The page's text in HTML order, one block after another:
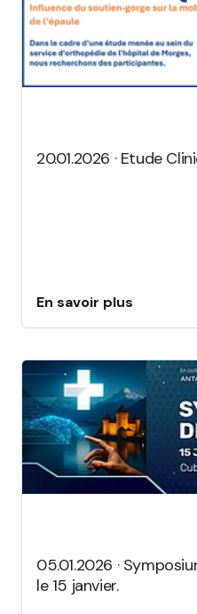
20.01.2026 · Etude
En savoir plus
05.01.2026 ·
le 15 janvier.